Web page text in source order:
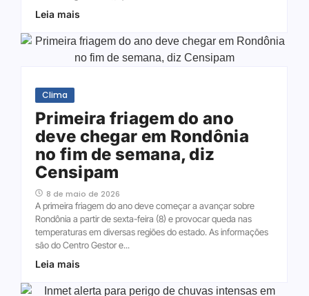
Leia mais
Clima
Primeira friagem do ano
deve chegar em Rondônia
no fim de semana, diz
Censipam
8 de maio de 2026
A primeira friagem do ano deve começar a avançar sobre
Rondônia a partir de sexta-feira (8) e provocar queda nas
temperaturas em diversas regiões do estado. As informações
são do Centro Gestor e...
Leia mais